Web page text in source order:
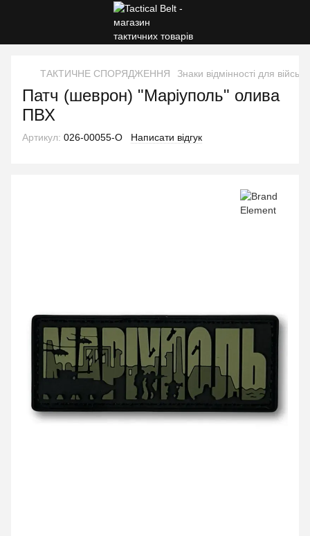
ТАКТИЧНЕ СПОРЯДЖЕННЯ Знаки відмінності для
Патч (шеврон) "Маріуполь" олива
ПВХ
Артикул: 026-00055-O Написати відгук